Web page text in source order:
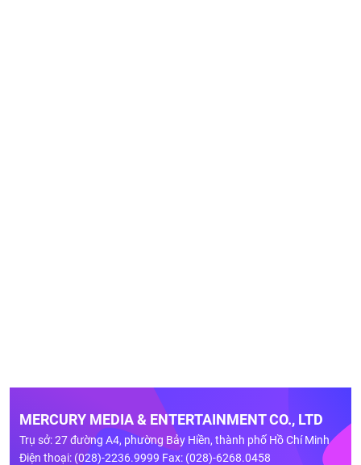
MERCURY MEDIA & ENTERTAINMENT CO., LTD
Trụ sở: 27 đường A4, phường Bảy Hiền, thành phố Hồ Chí Minh
Điện thoại: (028)-2236.9999 Fax: (028)-6268.0458